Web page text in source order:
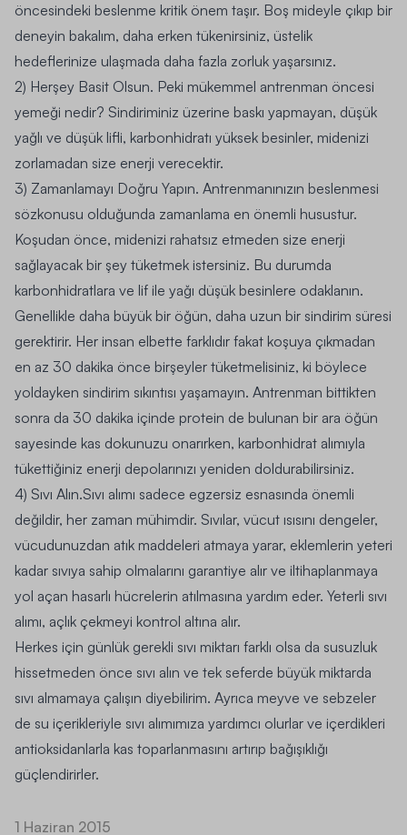
öncesindeki beslenme kritik önem taşır. Boş mideyle çıkıp bir
deneyin bakalım, daha erken tükenirsiniz, üstelik
hedeflerinize ulaşmada daha fazla zorluk yaşarsınız.
2) Herşey Basit Olsun. Peki mükemmel antrenman öncesi
yemeği nedir? Sindiriminiz üzerine baskı yapmayan, düşük
yağlı ve düşük lifli, karbonhidratı yüksek besinler, midenizi
zorlamadan size enerji verecektir.
3) Zamanlamayı Doğru Yapın. Antrenmanınızın beslenmesi
sözkonusu olduğunda zamanlama en önemli husustur.
Koşudan önce, midenizi rahatsız etmeden size enerji
sağlayacak bir şey tüketmek istersiniz. Bu durumda
karbonhidratlara ve lif ile yağı düşük besinlere odaklanın.
Genellikle daha büyük bir öğün, daha uzun bir sindirim süresi
gerektirir. Her insan elbette farklıdır fakat koşuya çıkmadan
en az 30 dakika önce birşeyler tüketmelisiniz, ki böylece
yoldayken sindirim sıkıntısı yaşamayın. Antrenman bittikten
sonra da 30 dakika içinde protein de bulunan bir ara öğün
sayesinde kas dokunuzu onarırken, karbonhidrat alımıyla
tükettiğiniz enerji depolarınızı yeniden doldurabilirsiniz.
4) Sıvı Alın.Sıvı alımı sadece egzersiz esnasında önemli
değildir, her zaman mühimdir. Sıvılar, vücut ısısını dengeler,
vücudunuzdan atık maddeleri atmaya yarar, eklemlerin yeteri
kadar sıvıya sahip olmalarını garantiye alır ve iltihaplanmaya
yol açan hasarlı hücrelerin atılmasına yardım eder. Yeterli sıvı
alımı, açlık çekmeyi kontrol altına alır.
Herkes için günlük gerekli sıvı miktarı farklı olsa da susuzluk
hissetmeden önce sıvı alın ve tek seferde büyük miktarda
sıvı almamaya çalışın diyebilirim. Ayrıca meyve ve sebzeler
de su içerikleriyle sıvı alımımıza yardımcı olurlar ve içerdikleri
antioksidanlarla kas toparlanmasını artırıp bağışıklığı
güçlendirirler.
1 Haziran 2015